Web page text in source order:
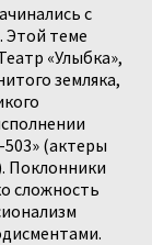
с
Этой теме
«Улыбка»,
земляка,
(актеры
Поклонники
сложность